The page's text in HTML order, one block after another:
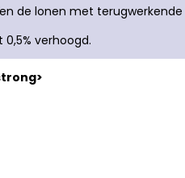
de lonen met
0,5% verhoogd.